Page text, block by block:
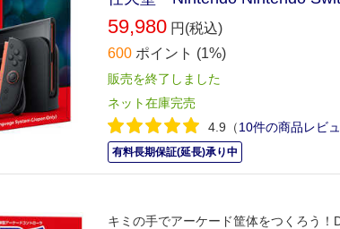
59,980 円(税込)
600 ポイント (1%)
販売を終了しました
ネット在庫完売
4.9 （10件の商品レビ
有料長期保証(延長)承り中
キミの手でアーケード筐体をつくろう